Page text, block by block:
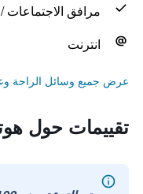
مرافق الاجتماعات /
انترنت
عرض جميع وسائل الراحة
تقييمات حول